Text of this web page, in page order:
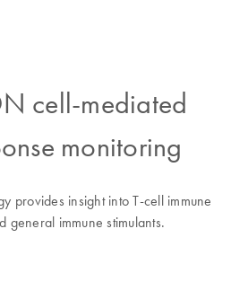
cell-mediated
monitoring
provides insight into T-cell immune
general immune stimulants.